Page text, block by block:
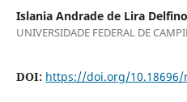
Islania Andrade de Lira Delfino
UNIVERSIDADE FEDERAL DE
DOI: https://doi.org/10.18696/